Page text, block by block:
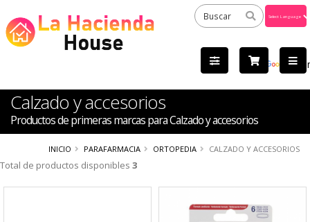
by
Calzado y accesorios
Productos de primeras marcas para Calzado y accesorios
INICIO PARAFARMACIA ORTOPEDIA CALZADO Y ACCESORIOS
Total de productos disponibles 3